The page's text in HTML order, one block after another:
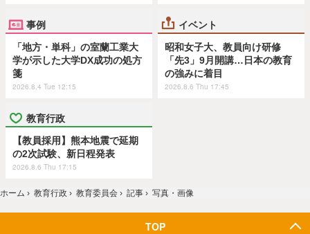
事例
「地方・単科」の室蘭工業大
学が示した大学DX成功の処方
箋
2026.8.4 Tue 12:15
イベント
昭和女子大、教員向け研修
「先3」9月開講…日本の教育
の強みに着目
2026.8.6 Thu 17:45
教育行政
【教員採用】熊本地震で延期
の2次試験、新日程発表
2026.8.6 Thu 17:15
ホーム › 教育行政 › 教育委員会 › 記事 › 写真・画像
TOP